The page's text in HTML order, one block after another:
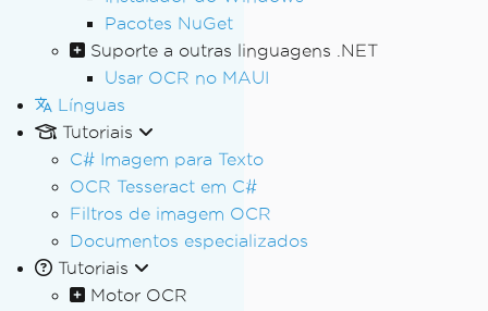
Pacotes NuGet
Suporte a outras linguagens .NET
Usar OCR no MAUI
Línguas
Tutoriais
C# Imagem para Texto
OCR Tesseract em C#
Filtros de imagem OCR
Documentos especializados
Tutoriais
Motor OCR